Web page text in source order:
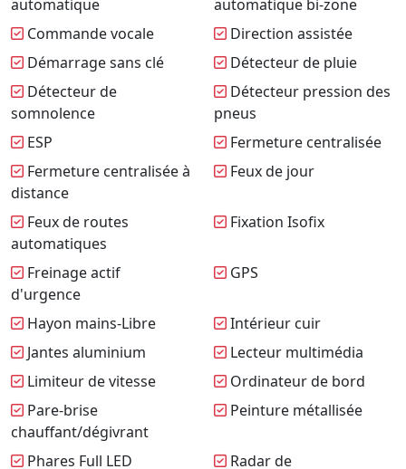
automatique
automatique bi-zone
Commande vocale
Direction assistée
Démarrage sans clé
Détecteur de pluie
Détecteur de
somnolence
Détecteur pression des
pneus
ESP
Fermeture centralisée
Fermeture centralisée à
distance
Feux de jour
Feux de routes
automatiques
Fixation Isofix
Freinage actif
d'urgence
GPS
Hayon mains-Libre
Intérieur cuir
Jantes aluminium
Lecteur multimédia
Limiteur de vitesse
Ordinateur de bord
Pare-brise
chauffant/dégivrant
Peinture métallisée
Phares Full LED Radar de